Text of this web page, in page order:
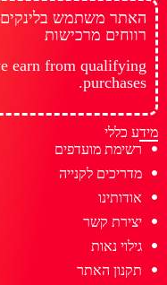
האתר משתמש בלינקים
רווחים מרכישות
earn from qualifying
purchases.
מידע כללי
רשימת מועדפים
מדריכים לקנייה
אודותינו
יצירת קשר
גילוי נאות
תקנון האתר